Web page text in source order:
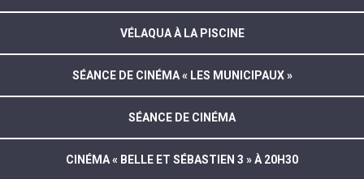
VÉLAQUA À LA PISCINE
SÉANCE DE CINÉMA « LES MUNICIPAUX »
SÉANCE DE CINÉMA
CINÉMA « BELLE ET SÉBASTIEN 3 » À 20H30